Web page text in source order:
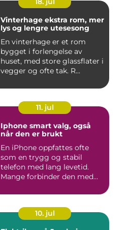
Vinterhage ekstra rom, mer
lys og lengre utesesong
En vinterhage er et rom
bygget i forlengelse av
huset, med store glassflater i
vegger og ofte tak. R...
11. jul
Iphone smart valg, også
når den er brukt
En iPhone oppfattes ofte
som en trygg og stabil
telefon med lang levetid.
Mange forbinder den med
10. jul